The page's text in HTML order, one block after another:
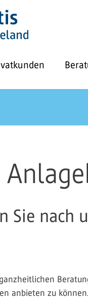
Sie nach
anbieten zu können.